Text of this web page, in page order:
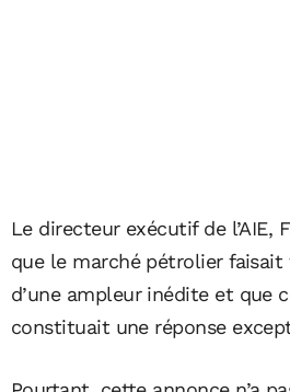
Le directeur exécutif de l’AIE,
que le marché pétrolier
d’une ampleur inédite et que
constituait une réponse